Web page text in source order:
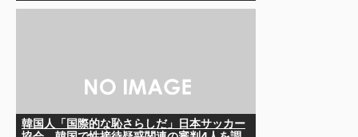
韓国人「国際的な恥さらしだ」日本サッカー